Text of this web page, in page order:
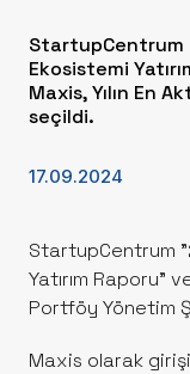
StartupCentrum
Ekosistemi
Maxis, Yılın En
seçildi.
17.09.2024
StartupCentrum
Yatırım Raporu”
Portföy Yönetim
Maxis olarak